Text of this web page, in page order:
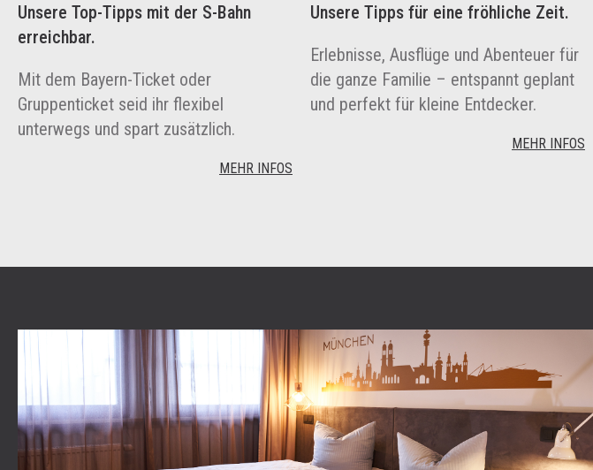
Unsere Top-Tipps mit der S-Bahn
erreichbar.
Mit dem Bayern-Ticket oder
Gruppenticket seid ihr flexibel
unterwegs und spart zusätzlich.
MEHR INFOS
Unsere Tipps für eine fröhliche Zeit.
Erlebnisse, Ausflüge und Abenteuer für
die ganze Familie – entspannt geplant
und perfekt für kleine Entdecker.
MEHR INFOS